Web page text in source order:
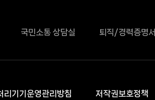
국민소통 상담실 퇴직/경력증명서
리기기운영관리방침 저작권보호정책